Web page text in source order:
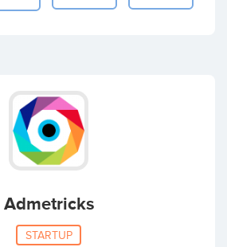
Admetricks
STARTUP